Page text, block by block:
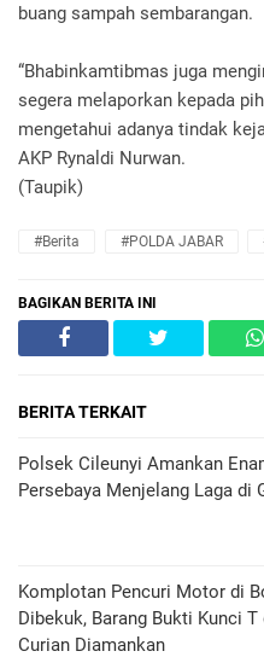
buang sampah sembarangan.
“Bhabinkamtibmas juga
segera melaporkan kepada
mengetahui adanya tindak
AKP Rynaldi Nurwan.
(Taupik)
#Berita #POLDA JABAR
BAGIKAN BERITA INI
BERITA TERKAIT
Polsek Cileunyi Amankan
Persebaya Menjelang Laga di
Komplotan Pencuri Motor di
Dibekuk, Barang Bukti Kunci
Curian Diamankan